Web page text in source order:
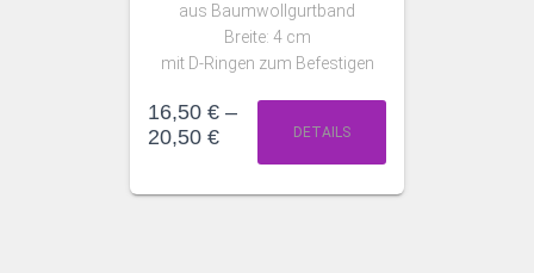
aus Baumwollgurtband
Breite: 4 cm
mit D-Ringen zum Befestigen
16,50 € –
20,50 € DETAILS